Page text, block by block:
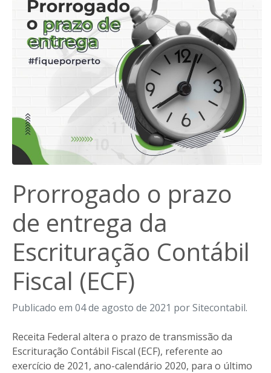
Prorrogado o prazo
de entrega da
Escrituração Contábil
Fiscal (ECF)
Publicado em 04 de agosto de 2021 por Sitecontabil.
Receita Federal altera o prazo de transmissão da
Escrituração Contábil Fiscal (ECF), referente ao
exercício de 2021, ano-calendário 2020, para o último